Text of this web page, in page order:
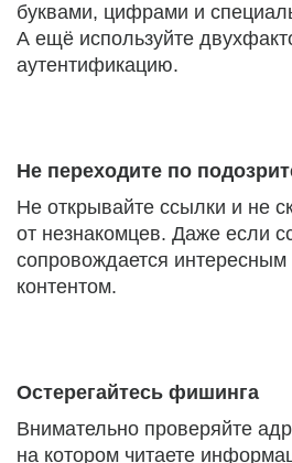
буквами, цифрами и
А ещё используйте
аутентификацию.
Не переходите по
Не открывайте ссылки и не
от незнакомцев. Даже если
сопровождается
контентом.
Остерегайтесь фишинга
Внимательно проверяйте
на котором читаете